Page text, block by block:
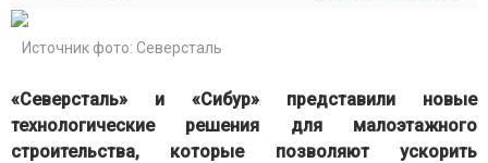
Источник фото: Северсталь
«Северсталь» и «Сибур» представили новые
технологические решения для малоэтажного
строительства, которые позволяют ускорить